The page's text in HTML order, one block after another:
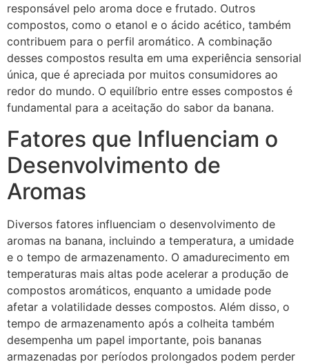
responsável pelo aroma doce e frutado. Outros
compostos, como o etanol e o ácido acético, também
contribuem para o perfil aromático. A combinação
desses compostos resulta em uma experiência sensorial
única, que é apreciada por muitos consumidores ao
redor do mundo. O equilíbrio entre esses compostos é
fundamental para a aceitação do sabor da banana.
Fatores que Influenciam o
Desenvolvimento de
Aromas
Diversos fatores influenciam o desenvolvimento de
aromas na banana, incluindo a temperatura, a umidade
e o tempo de armazenamento. O amadurecimento em
temperaturas mais altas pode acelerar a produção de
compostos aromáticos, enquanto a umidade pode
afetar a volatilidade desses compostos. Além disso, o
tempo de armazenamento após a colheita também
desempenha um papel importante, pois bananas
armazenadas por períodos prolongados podem perder